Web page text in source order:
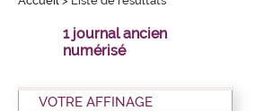
1 journal ancien
numérisé
VOTRE AFFINAGE